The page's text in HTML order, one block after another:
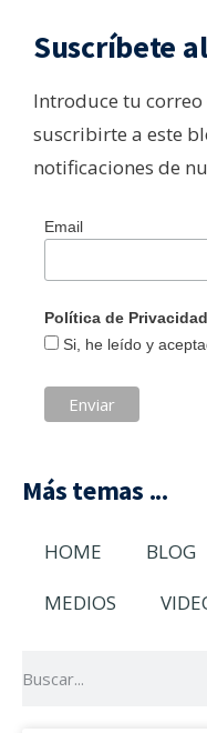
Suscríbete
Introduce tu
suscribirte a este
notificaciones de
Email
Política de
Si, he leído y
Más temas ...
HOME BLOG
MEDIOS